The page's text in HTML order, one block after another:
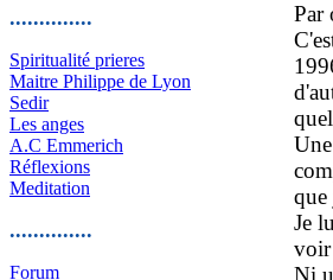
..............
Spiritualité prieres
Maitre Philippe de Lyon
Sedir
Les anges
A.C Emmerich
Réflexions
Meditation
..............
Forum
Par
Je
voir
Ni